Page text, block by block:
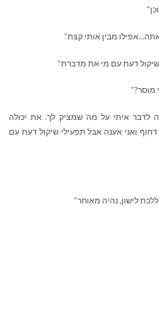
מבין אותי קצת"
דעת עם מי את מדברת"
מוסר?"
לדבר איתי על מה שמציק לך. את יכולה
ואני אענה אבל תפעילי שיקול דעת עם
לישון, נהיה מאוחר"